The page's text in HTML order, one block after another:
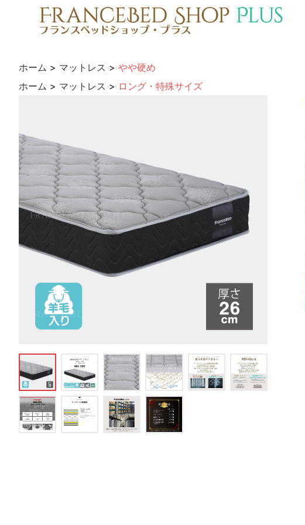
ホーム > マットレス > やや硬め
ホーム > マットレス > ロング・特殊サイズ